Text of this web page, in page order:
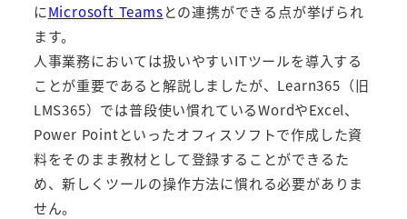
にMicrosoft Teamsとの連携ができる点が挙げられ
ます。
人事業務においては扱いやすいITツールを導入する
ことが重要であると解説しましたが、 Learn365（旧
LMS365） では普段使い慣れているWordやExcel、
Power Pointといったオフィスソフトで作成した資
料をそのまま教材として登録することができるた
め、新しくツールの操作方法に慣れる必要がありま
せん。